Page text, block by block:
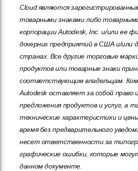
Cloud являются
товарными знаками либо
корпорации Autodesk, Inc. и/или ее
дочерних предприятий в США и/или
странах. Все другие торговые
продуктов или товарные знаки
соответствующим владельцам.
Autodesk оставляет за собой право
предложения продуктов и услуг, а
технические характеристики и
время без предварительного
несет ответственности за
графические ошибки, которые
данном документе.